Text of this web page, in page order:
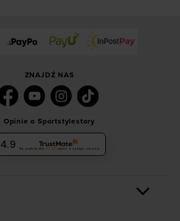
ZNAJDŹ NAS
Opinie o Sportstylestory
4.9 Na podstawie 6032 opinii z całego okresu